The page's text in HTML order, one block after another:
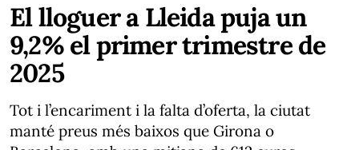
El lloguer a Lleida puja un
9,2% el primer trimestre de
2025
Tot i l’encariment i la falta d’oferta, la ciutat
manté preus més baixos que Girona o